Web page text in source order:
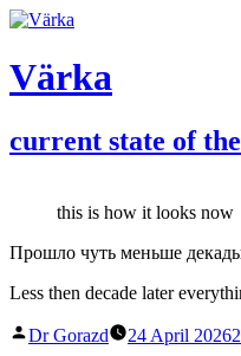
Skip
content
Värka
current state of
this is how it looks now
Прошло чуть меньше
Less then decade later
Posted
Dr Gorazd 24 April 2026